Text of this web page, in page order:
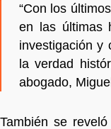
“Con los
en las últimas
investigación y
la verdad
abogado,
También se